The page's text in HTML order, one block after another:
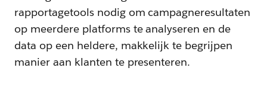
rapportagetools nodig om campagneresultaten
op meerdere platforms te analyseren en de
data op een heldere, makkelijk te begrijpen
manier aan klanten te presenteren.